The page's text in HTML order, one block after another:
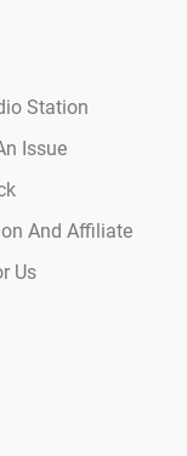
Station
Issue
And Affiliate
Us